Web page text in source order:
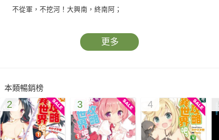
不從軍，不挖河！大興南，終南阿；
十二歲的少年韓峰因父親加入反抗隋煬帝的起義而家破人亡，孤
容孤兒的終南山「寶光寺」。
誤打誤撞到了寶光寺中，兩人卻被逼著餓肚子幹活和做早晚課，
日子過得苦不堪言，然而為了度過寒冬，只好勉強留了下來。寶
更多
本類暢銷榜
2 3 4